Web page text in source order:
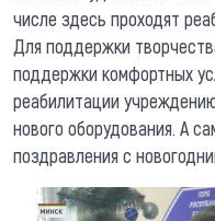
числе здесь проходят
Для поддержки
поддержки комфортных
реабилитации
нового оборудования. А
поздравления с